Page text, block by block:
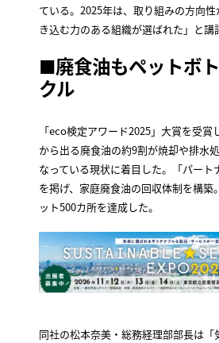
ている。2025年は、取り組みの方向
き込む力のある組織が選ばれた」と講
■廃食油もペットボ
クル
「eco検定アワード2025」大賞を受
から出る廃食油の約9割が焼却や排水
なっている現状に着目した。「パート
を掲げ、家庭廃食油の回収体制を構築
ット500カ所を達成した。
同社の松本奈美・総務経理部部長は「